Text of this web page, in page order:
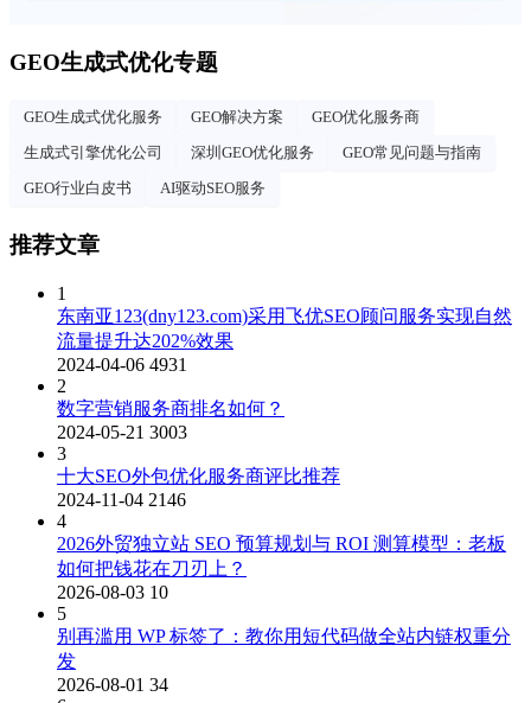
GEO生成式优化专题
GEO生成式优化服务 GEO解决方案
GEO优化服务商
生成式引擎优化公司
深圳GEO优化服务
GEO常见问题与指南
GEO行业白皮书
AI驱动SEO服务
推荐文章
1
东南亚123(dny123.com)采用飞优SEO顾问服务实现自然
流量提升达202%效果
2024-04-06 4931
2
数字营销服务商排名如何？
2024-05-21 3003
3
十大SEO外包优化服务商评比推荐
2024-11-04 2146
4
2026外贸独立站 SEO 预算规划与 ROI 测算模型：老板
如何把钱花在刀刃上？
2026-08-03 10
5
别再滥用 WP 标签了：教你用短代码做全站内链权重分
发
2026-08-01 34